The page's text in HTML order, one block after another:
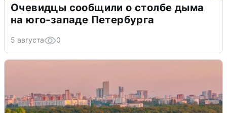
Очевидцы сообщили о столбе дыма
на юго-западе Петербурга
5 августа 0